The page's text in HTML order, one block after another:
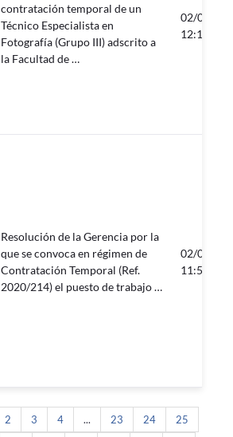
contratación temporal de un
Técnico Especialista en
Fotografía (Grupo III) adscrito a
la Facultad de …
02/03/
12:11:53
Resolución de la Gerencia por la
que se convoca en régimen de
Contratación Temporal (Ref.
2020/214) el puesto de trabajo …
02/03/
11:52:52
2 3 4 ... 23 24
25